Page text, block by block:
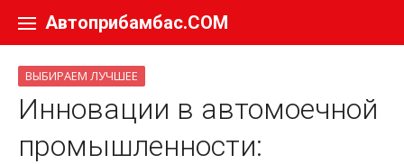
Автоприбамбас.COM
ВЫБИРАЕМ ЛУЧШЕЕ
Инновации в автомоечной
промышленности: